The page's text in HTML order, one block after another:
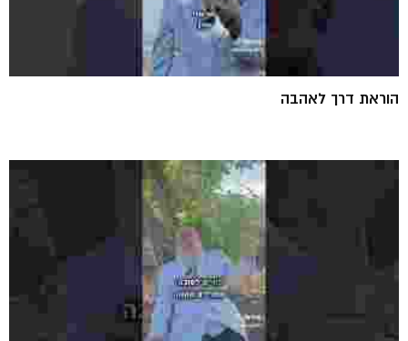
הוראת דרך לאהבה